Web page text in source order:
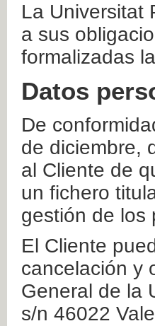
La Universitat
a sus
formalizadas
Datos
De
de diciembre,
al Cliente de
un fichero
gestión de los
El Cliente
cancelación y
General de la
s/n 46022